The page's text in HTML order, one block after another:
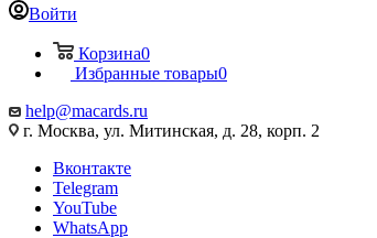
Войти
Корзина0
Избранные товары0
help@macards.ru
г. Москва, ул. Митинская, д. 28, корп. 2
Вконтакте
Telegram
YouTube
WhatsApp